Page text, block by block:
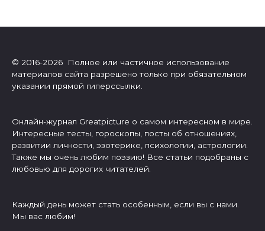
© 2016-2026 Полное или частичное использование
материалов сайта разрешено только при обязательном
указании прямой гиперссылки.
Онлайн-журнал Greatpicture о самом интересном в мире.
Интересные тесты, гороскопы, посты об отношениях,
развитии личности, эзотерике, психологии, астрологии.
Также мы очень любим поэзию! Все статьи подобраны с
любовью для дорогих читателей.
Каждый день может стать особенным, если вы с нами.
Мы вас любим!